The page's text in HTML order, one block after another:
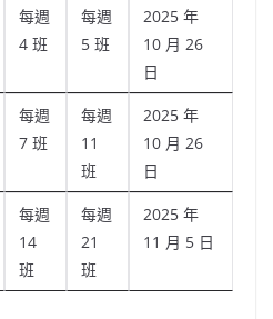
每週
4 班
每週
5 班
2025 年
10 月 26
日
每週
7 班
每週
11
班
2025 年
10 月 26
日
每週
14
班
每週
21
班
2025 年
11 月 5 日